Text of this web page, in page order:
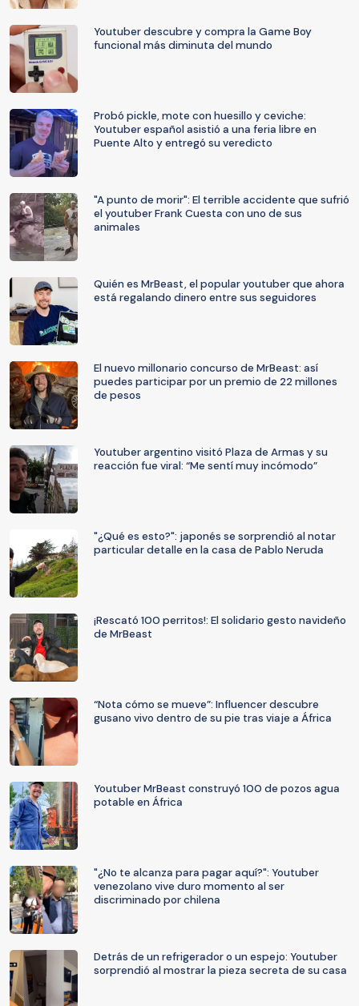
Youtuber descubre y compra la Game Boy
funcional más diminuta del mundo
Probó pickle, mote con huesillo y ceviche:
Youtuber español asistió a una feria libre en
Puente Alto y entregó su veredicto
"A punto de morir": El terrible accidente que sufrió
el youtuber Frank Cuesta con uno de sus
animales
Quién es MrBeast, el popular youtuber que ahora
está regalando dinero entre sus seguidores
El nuevo millonario concurso de MrBeast: así
puedes participar por un premio de 22 millones
de pesos
Youtuber argentino visitó Plaza de Armas y su
reacción fue viral: “Me sentí muy incómodo”
"¿Qué es esto?": japonés se sorprendió al notar
particular detalle en la casa de Pablo Neruda
¡Rescató 100 perritos!: El solidario gesto navideño
de MrBeast
“Nota cómo se mueve”: Influencer descubre
gusano vivo dentro de su pie tras viaje a África
Youtuber MrBeast construyó 100 de pozos agua
potable en África
"¿No te alcanza para pagar aquí?": Youtuber
venezolano vive duro momento al ser
discriminado por chilena
Detrás de un refrigerador o un espejo: Youtuber
sorprendió al mostrar la pieza secreta de su casa